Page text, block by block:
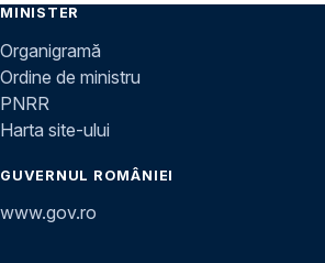
MINISTER
Organigramă
Ordine de ministru
PNRR
Harta site-ului
GUVERNUL ROMÂNIEI
www.gov.ro